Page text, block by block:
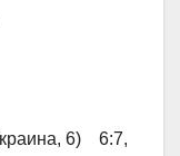
6) 6:7,